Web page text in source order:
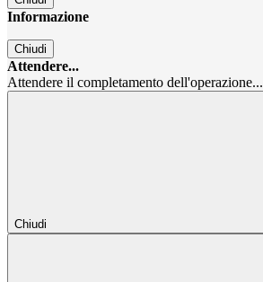
Informazione
Chiudi
Attendere...
Attendere il completamento dell'operazione...
Chiudi